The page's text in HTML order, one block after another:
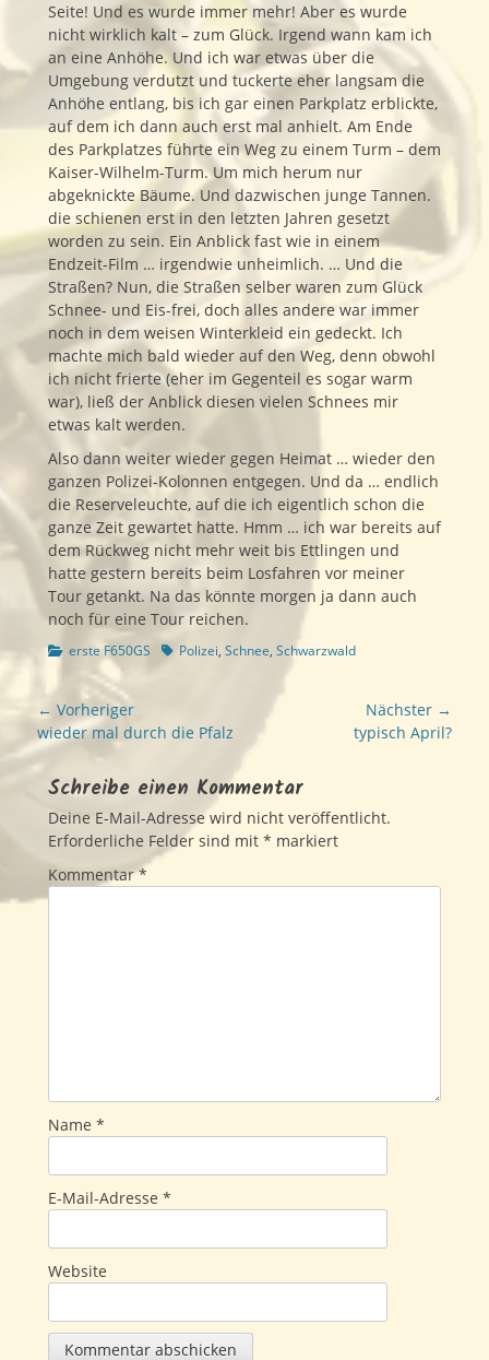
Seite! Und es wurde immer mehr! Aber es wurde
nicht wirklich kalt – zum Glück. Irgend wann kam ich
an eine Anhöhe. Und ich war etwas über die
Umgebung verdutzt und tuckerte eher langsam die
Anhöhe entlang, bis ich gar einen Parkplatz erblickte,
auf dem ich dann auch erst mal anhielt. Am Ende
des Parkplatzes führte ein Weg zu einem Turm – dem
Kaiser-Wilhelm-Turm. Um mich herum nur
abgeknickte Bäume. Und dazwischen junge Tannen.
die schienen erst in den letzten Jahren gesetzt
worden zu sein. Ein Anblick fast wie in einem
Endzeit-Film … irgendwie unheimlich. … Und die
Straßen? Nun, die Straßen selber waren zum Glück
Schnee- und Eis-frei, doch alles andere war immer
noch in dem weisen Winterkleid ein gedeckt. Ich
machte mich bald wieder auf den Weg, denn obwohl
ich nicht frierte (eher im Gegenteil es sogar warm
war), ließ der Anblick diesen vielen Schnees mir
etwas kalt werden.
Also dann weiter wieder gegen Heimat … wieder den
ganzen Polizei-Kolonnen entgegen. Und da … endlich
die Reserveleuchte, auf die ich eigentlich schon die
ganze Zeit gewartet hatte. Hmm … ich war bereits auf
dem Rückweg nicht mehr weit bis Ettlingen und
hatte gestern bereits beim Losfahren vor meiner
Tour getankt. Na das könnte morgen ja dann auch
noch für eine Tour reichen.
Kategorien
erste F650GS Schlagworte
Polizei, Schnee, Schwarzwald
Beitragsnavigation
← Vorheriger
Vorheriger
Beitrag:
wieder mal durch die Pfalz
Nächster →
Nächster
Beitrag:
typisch April?
Schreibe einen Kommentar
Deine E-Mail-Adresse wird nicht veröffentlicht.
Erforderliche Felder sind mit * markiert
Kommentar*
Name *
E-Mail-Adresse *
Website